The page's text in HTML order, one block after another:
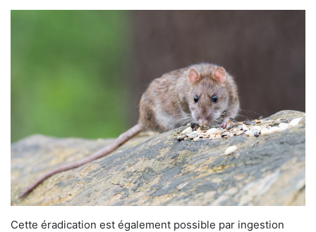
Cette éradication est également possible par ingestion